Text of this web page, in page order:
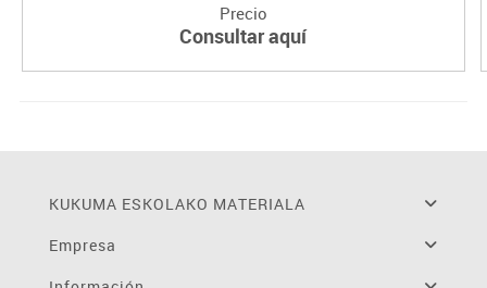
Precio
Consultar aquí
KUKUMA ESKOLAKO MATERIALA
Empresa